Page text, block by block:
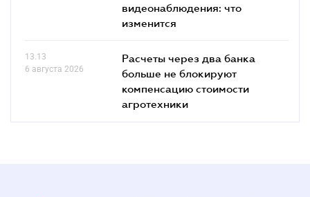
видеонаблюдения: что
изменится
13.13
6 августа 2026
Расчеты через два банка
больше не блокируют
компенсацию стоимости
агротехники